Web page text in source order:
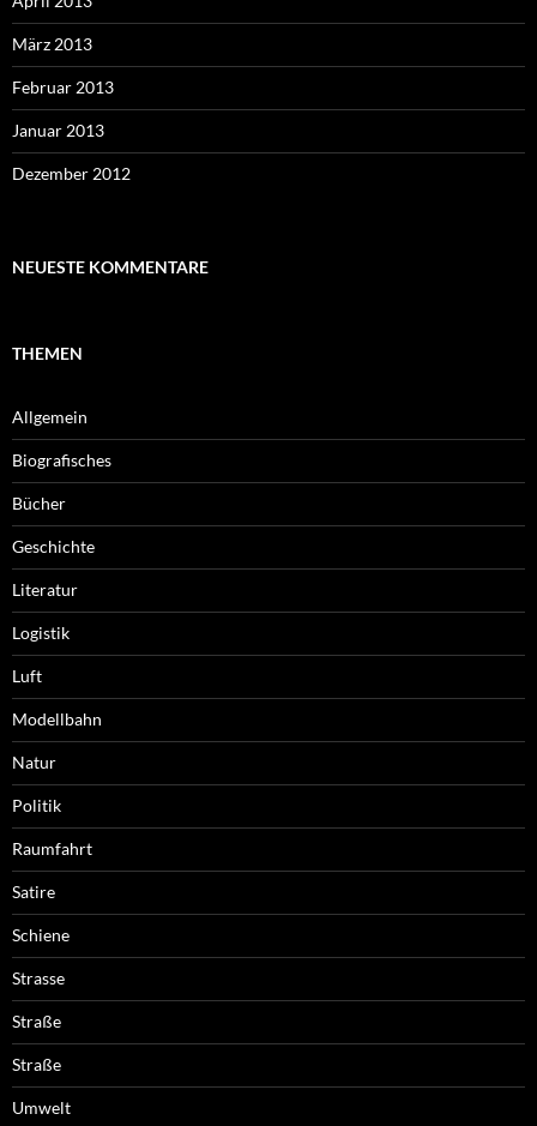
März 2013
Februar 2013
Januar 2013
Dezember 2012
NEUESTE KOMMENTARE
THEMEN
Allgemein
Biografisches
Bücher
Geschichte
Literatur
Logistik
Luft
Modellbahn
Natur
Politik
Raumfahrt
Satire
Schiene
Strasse
Straße
Straße
Umwelt